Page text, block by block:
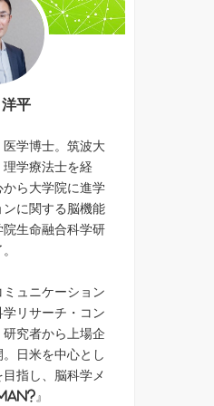
平
医学博士。筑波大
学療法士を経
ら大学院に進学
ンに関する脳機能
生命融合科学研
ュニケーション
リサーチ・コン
究者から上場企
日米を中心とし
指し、脳科学メ
』